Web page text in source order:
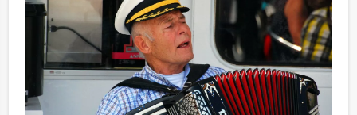
Reservering voor kleinere groepen:
Komt u niet aan het minimale aantal deelnemers voor
dit vaararrangement? Als u bereid bent voor het
minimale aantal te betalen, kunt u ook gewoon voor
minder personen boeken!